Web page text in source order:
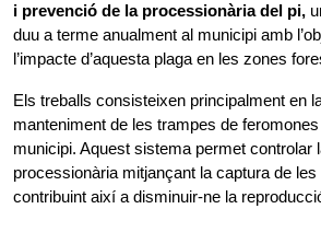
i prevenció de la processionària del pi,
duu a terme anualment al municipi amb
l’impacte d’aquesta plaga en les zones
Els treballs consisteixen principalment en
manteniment de les trampes de
municipi. Aquest sistema permet controlar
processionària mitjançant la captura de
contribuint així a disminuir-ne la